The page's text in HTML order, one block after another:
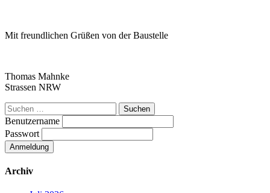
Mit freundlichen Grüßen von der Baustelle
Thomas Mahnke
Strassen NRW
Suchen
nach:
Benutzername
Passwort
Archiv